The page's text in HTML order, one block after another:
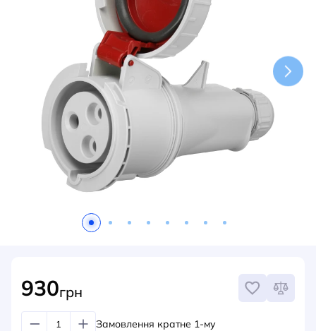
СИСТЕМИ ШИНОПРОВОДІВ ТА СТРУМОПРОВОДІВ
930грн
Замовлення кратне 1-му